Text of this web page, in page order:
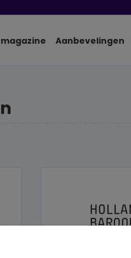
Aanbevelingen